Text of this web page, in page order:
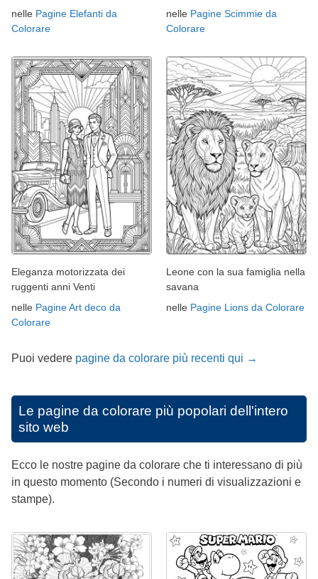
nelle Pagine Elefanti da
Colorare
nelle Pagine Scimmie da
Colorare
Eleganza motorizzata dei
ruggenti anni Venti
nelle Pagine Art deco da
Colorare
Leone con la sua famiglia nella
savana
nelle Pagine Lions da Colorare
Puoi vedere pagine da colorare più recenti qui →
Le pagine da colorare più popolari dell'intero
sito web
Ecco le nostre pagine da colorare che ti interessano di più
in questo momento (Secondo i numeri di visualizzazioni e
stampe).